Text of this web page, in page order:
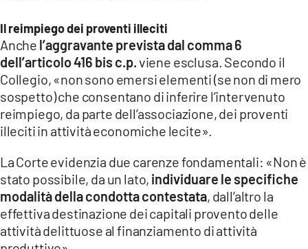
Il reimpiego dei proventi illeciti
Anche l’aggravante prevista dal comma 6
dell’articolo 416 bis c.p.viene esclusa. Secondo il
Collegio, «non sono emersi elementi (se non di mero
sospetto) che consentano di inferire l’intervenuto
reimpiego, da parte dell’associazione, dei proventi
illeciti in attività economiche lecite».
La Corte evidenzia due carenze fondamentali: «Non è
stato possibile, da un lato, individuare le specifiche
modalità della condotta contestata, dall’altro la
effettiva destinazione dei capitali provento delle
attività delittuose al finanziamento di attività